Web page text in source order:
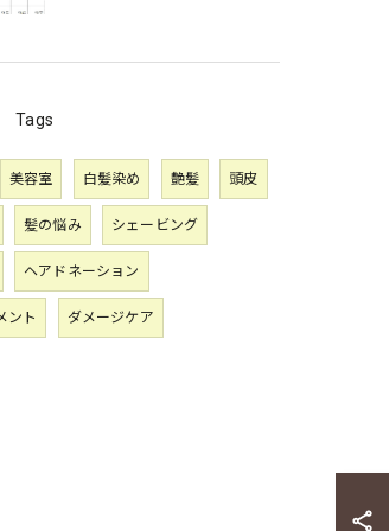
Tags
美容室 白髪染め 艶髪 頭皮
髪の悩み シェービング
ヘアドネーション
ント ダメージケア